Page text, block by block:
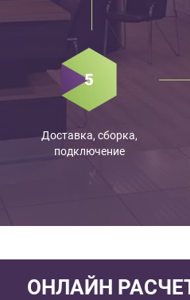
Доставка, сборка,
подключение
ОНЛАЙН